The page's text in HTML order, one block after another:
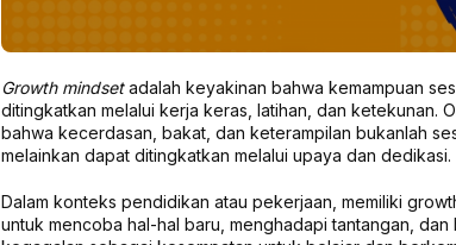
Growth mindsetadalah keyakinan bahwa kemampuan
ditingkatkan melalui kerja keras, latihan, dan ketekunan.
bahwa kecerdasan, bakat, dan keterampilan bukanlah
melainkan dapat ditingkatkan melalui upaya dan dedikasi.
Dalam konteks pendidikan atau pekerjaan, memiliki
untuk mencoba hal-hal baru, menghadapi tantangan,